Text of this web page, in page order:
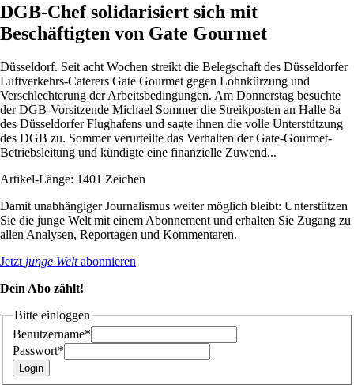
DGB-Chef solidarisiert sich mit
Beschäftigten von Gate Gourmet
Düsseldorf. Seit acht Wochen streikt die Belegschaft des Düsseldorfer
Luftverkehrs-Caterers Gate Gourmet gegen Lohnkürzung und
Verschlechterung der Arbeitsbedingungen. Am Donnerstag besuchte
der DGB-Vorsitzende Michael Sommer die Streikposten an Halle 8a
des Düsseldorfer Flughafens und sagte ihnen die volle Unterstützung
des DGB zu. Sommer verurteilte das Verhalten der Gate-Gourmet-
Betriebsleitung und kündigte eine finanzielle Zuwend...
Artikel-Länge: 1401 Zeichen
Damit unabhängiger Journalismus weiter möglich bleibt: Unterstützen
Sie die junge Welt mit einem Abonnement und erhalten Sie Zugang zu
allen Analysen, Reportagen und Kommentaren.
Jetzt junge Weltabonnieren
Dein Abo zählt!
Bitte einloggen
Benutzername*
Passwort*